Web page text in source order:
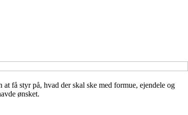
få styr på, hvad der skal ske med formue, ejendele og
ønsket.